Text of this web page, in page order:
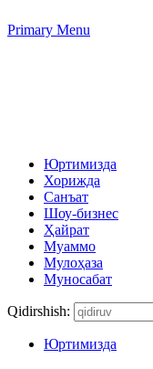
Primary Menu
Юртимизда
Хорижда
Санъат
Шоу-бизнес
Ҳайрат
Муаммо
Мулоҳаза
Муносабат
Qidirshish:
Юртимизда